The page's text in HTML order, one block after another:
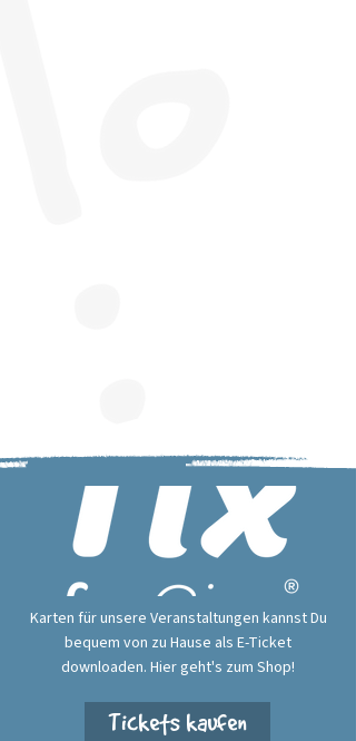
Karten für unsere Veranstaltungen kannst Du
bequem von zu Hause als E-Ticket
downloaden. Hier geht's zum Shop!
Tickets kaufen